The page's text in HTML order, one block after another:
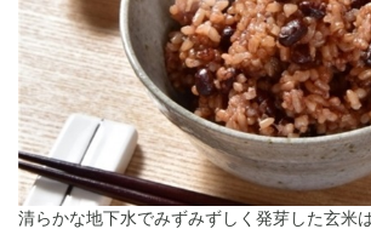
清らかな地下水でみずみずしく発芽した玄米